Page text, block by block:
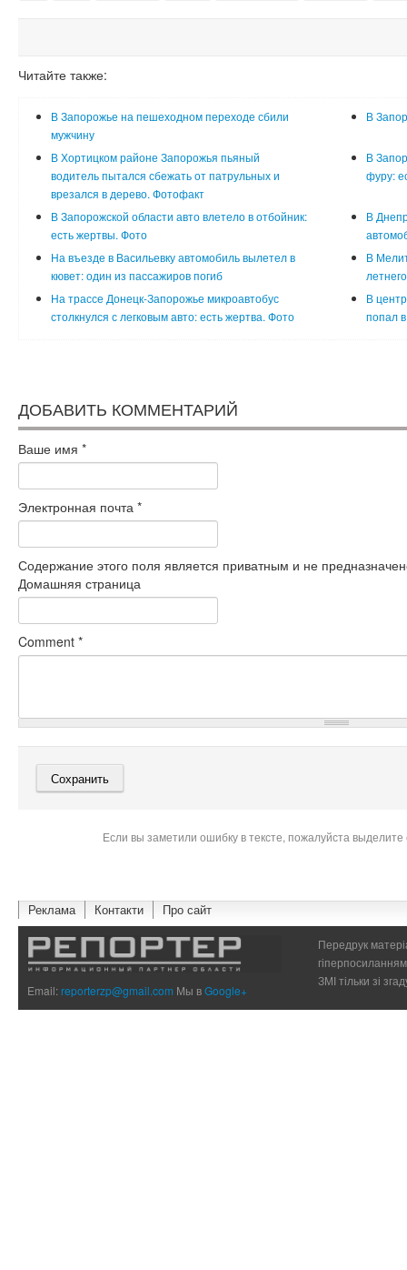
Читайте также:
В Запорожье на пешеходном переходе сбили
мужчину
В
В Хортицком районе Запорожья пьяный
водитель пытался сбежать от патрульных и
врезался в дерево. Фотофакт
В
фуру:
В Запорожской области авто влетело в отбойник:
есть жертвы. Фото
В
На въезде в Васильевку автомобиль вылетел в
кювет: один из пассажиров погиб
В
На трассе Донецк-Запорожье микроавтобус
столкнулся с легковым авто: есть жертва. Фото
В
попал
ДОБАВИТЬ КОММЕНТАРИЙ
Ваше имя *
Электронная почта *
Содержание этого поля является приватным и не
Домашняя страница
Comment *
Если вы заметили ошибку в тексте, пожалуйста
Реклама Контакти Про сайт
Email:reporterzp@gmail.com Мы вGoogle+
Передрук
ЗМІ тільки зі